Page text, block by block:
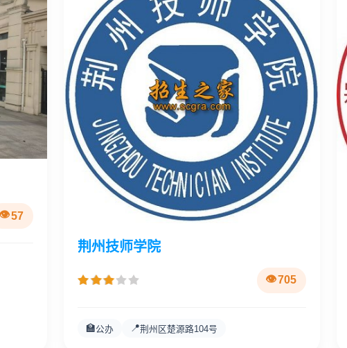
57
荆州技师学院
705
🏫公办 📍荆州区楚源路104号